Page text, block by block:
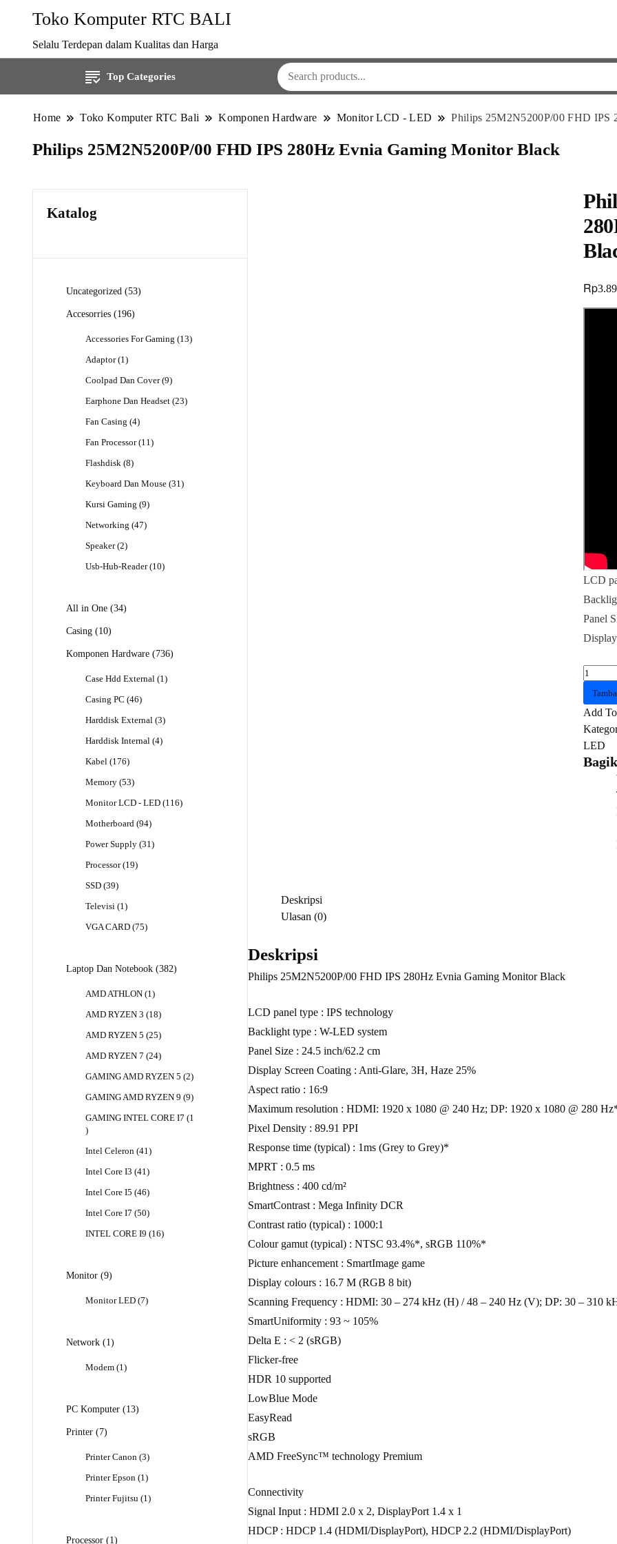
Toko Komputer RTC BALI
Selalu Terdepan dalam Kualitas dan Harga
Top Categories
Home Toko Komputer RTC Bali Komponen Hardware Monitor LCD - LED Philips 25M2N5200P/00 FHD IPS
Philips 25M2N5200P/00 FHD IPS 280Hz Evnia Gaming Monitor Black
Rp
LCD
Panel
Philips
280Hz
Evnia
Add
LED
Deskripsi
Ulasan (0)
Deskripsi
Philips 25M2N5200P/00 FHD IPS 280Hz Evnia Gaming Monitor Black
LCD panel type : IPS technology
Backlight type : W-LED system
Panel Size : 24.5 inch/62.2 cm
Display Screen Coating : Anti-Glare, 3H, Haze 25%
Aspect ratio : 16:9
Maximum resolution : HDMI: 1920 x 1080 @ 240 Hz; DP: 1920 x 1080 @ 280
Pixel Density : 89.91 PPI
Response time (typical) : 1ms (Grey to Grey)*
MPRT : 0.5 ms
Brightness : 400 cd/m²
SmartContrast : Mega Infinity DCR
Contrast ratio (typical) : 1000:1
Colour gamut (typical) : NTSC 93.4%*, sRGB 110%*
Picture enhancement : SmartImage game
Display colours : 16.7 M (RGB 8 bit)
Scanning Frequency : HDMI: 30 – 274 kHz (H) / 48 – 240 Hz (V); DP: 30 – 310
SmartUniformity : 93 ~ 105%
Delta E : < 2 (sRGB)
Flicker-free
HDR 10 supported
LowBlue Mode
EasyRead
sRGB
AMD FreeSync™ technology Premium
Connectivity
Signal Input : HDMI 2.0 x 2, DisplayPort 1.4 x 1
HDCP : HDCP 1.4 (HDMI/DisplayPort), HDCP 2.2 (HDMI/DisplayPort)
Katalog
Uncategorized 5353
Accesorries
196196
Accessories For Gaming 1313
Adaptor 11
Coolpad Dan Cover 99
Earphone Dan Headset 2323
Fan Casing 44
Fan Processor 1111
Flashdisk 88
Keyboard Dan Mouse 3131
Kursi Gaming 99
Networking 4747
Speaker 22
Usb-Hub-Reader 1010
All in One 3434
Casing
1010
Komponen Hardware
736736
Case Hdd External 11
Casing PC 4646
Harddisk External 33
Harddisk Internal 44
Kabel 176176
Memory 5353
Monitor LCD - LED 116116
Motherboard 9494
Power Supply 3131
Processor 1919
SSD 3939
Televisi 11
VGA CARD 7575
Laptop Dan Notebook 382382
AMD ATHLON 11
AMD RYZEN 3
1818
AMD RYZEN 5 2525
AMD RYZEN 7 2424
GAMING AMD RYZEN 5 22
GAMING AMD RYZEN 9 99
GAMING INTEL CORE I7
1
1
Intel Celeron 4141
Intel Core I3 4141
Intel Core I5 4646
Intel Core I7 5050
INTEL CORE I9
1616
Monitor 99
Monitor LED 77
Network 11
Modem 11
PC Komputer 1313
Printer
77
Printer Canon 33
Printer Epson 11
Printer Fujitsu 11
Processor 11